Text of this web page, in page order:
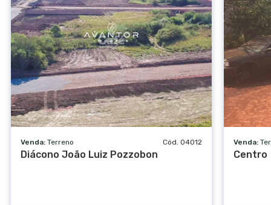
Venda: Terreno Cód. 04012
Diácono João Luiz Pozzobon
Venda:
Centro